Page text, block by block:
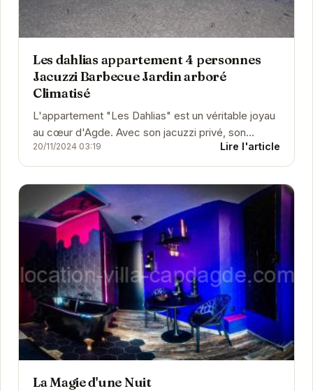
Les dahlias appartement 4 personnes
Jacuzzi Barbecue Jardin arboré
Climatisé
L'appartement "Les Dahlias" est un véritable joyau
au cœur d'Agde. Avec son jacuzzi privé, son
barbecue et son jardin arboré, il offre un cadre...
20/11/2024 03:19 Lire l'article
La Magie d'une Nuit